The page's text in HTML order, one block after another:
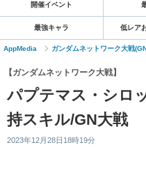
開催イベント
最強キャラ 低レア
AppMedia ガンダムネットワーク大戦
【ガンダムネットワーク大戦】
パプテマス・シロ
持スキル/GN大戦
2023年12月28日18時19分